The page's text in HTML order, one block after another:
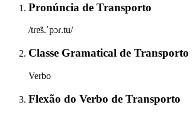
Pronúncia de Transporto
/tɾɐ̃s.ˈpɔɾ.tu/
Classe Gramatical de Transporto
Verbo
Flexão do Verbo de Transporto